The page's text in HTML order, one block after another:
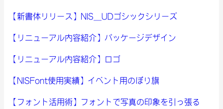
【新書体リリース】NIS_UDゴシックシリーズ
【リニューアル内容紹介】パッケージデザイン
【リニューアル内容紹介】ロゴ
【NISFont使用実績】イベント用のぼり旗
【フォント活用術】フォントで写真の印象を引っ張る